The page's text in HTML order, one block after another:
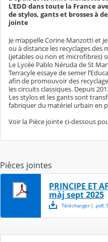
L'EDD dans toute la France
de stylos, gants et brosses à
jointe
Je m’appelle Corine Manzotti et
ou à distance les recyclages des
(jetables ou non et microfibres)
Le Lycée Pablo Néruda de St
Terracyle essaye de semer
afin de promouvoir des
les circuits classiques. Depuis
Les stylos et les gants sont
fabriquer du matériel urbain en
Voir la Pièce jointe ci-dessous
Pièces jointes
PRINCIPE ET
màj sept 2025
Télécharger( .pdf,